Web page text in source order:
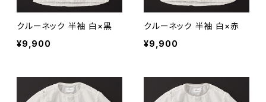
クルーネック 半袖 白×黒
¥9,900
クルーネック 半袖 白×赤
¥9,900